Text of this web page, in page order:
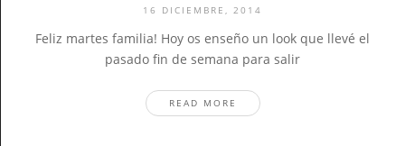
16 DICIEMBRE, 2014
Feliz martes familia! Hoy os enseño un look que llevé el
pasado fin de semana para salir
READ MORE